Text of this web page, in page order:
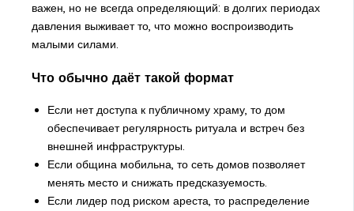
важен, но не всегда определяющий: в долгих периодах
давления выживает то, что можно воспроизводить
малыми силами.
Что обычно даёт такой формат
Если нет доступа к публичному храму, то дом
обеспечивает регулярность ритуала и встреч без
внешней инфраструктуры.
Если община мобильна, то сеть домов позволяет
менять место и снижать предсказуемость.
Если лидер под риском ареста, то распределение